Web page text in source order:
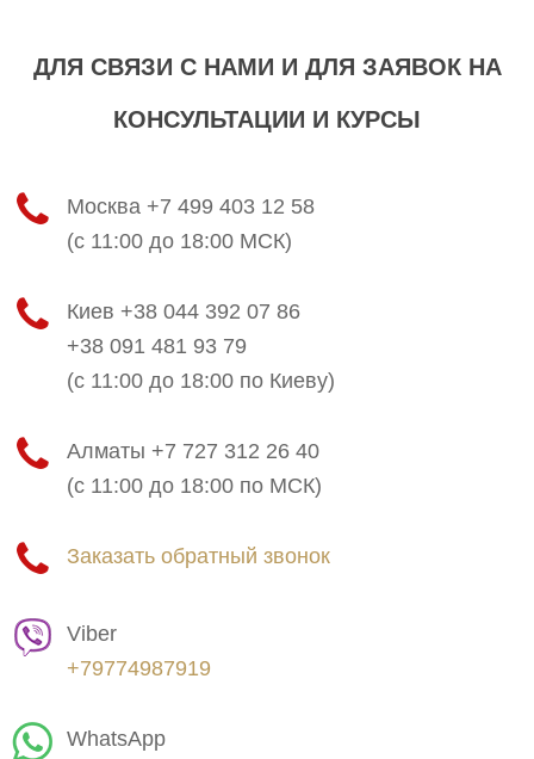
ДЛЯ СВЯЗИ С НАМИ И ДЛЯ ЗАЯВОК НА
КОНСУЛЬТАЦИИ И КУРСЫ
Москва +7 499 403 12 58
(с 11:00 до 18:00 МСК)
Киев +38 044 392 07 86
+38 091 481 93 79
(с 11:00 до 18:00 по Киеву)
Алматы +7 727 312 26 40
(с 11:00 до 18:00 по МСК)
Заказать обратный звонок
Viber
+79774987919
WhatsApp